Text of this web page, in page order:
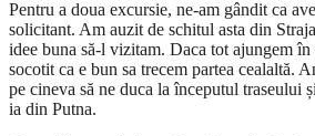
Pentru a doua excursie, ne-am gândit ca
solicitant. Am auzit de schitul asta din
idee buna să-l vizitam. Daca tot ajungem
socotit ca e bun sa trecem partea cealaltă.
pe cineva să ne duca la începutul traseului
ia din Putna.